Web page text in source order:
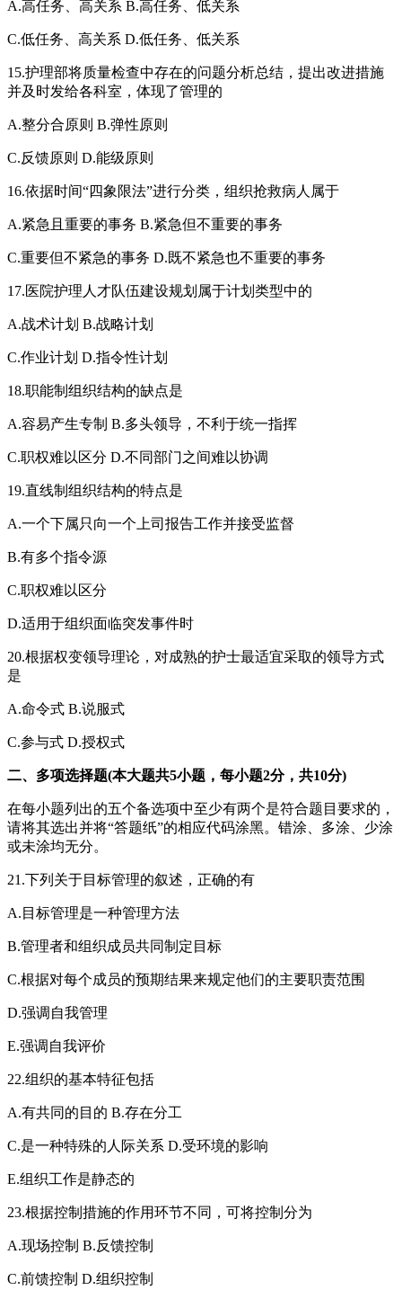
A.高任务、高关系 B.高任务、低关系
C.低任务、高关系 D.低任务、低关系
15.护理部将质量检查中存在的问题分析总结，提出改进措施
并及时发给各科室，体现了管理的
A.整分合原则 B.弹性原则
C.反馈原则 D.能级原则
16.依据时间“四象限法”进行分类，组织抢救病人属于
A.紧急且重要的事务 B.紧急但不重要的事务
C.重要但不紧急的事务 D.既不紧急也不重要的事务
17.医院护理人才队伍建设规划属于计划类型中的
A.战术计划 B.战略计划
C.作业计划 D.指令性计划
18.职能制组织结构的缺点是
A.容易产生专制 B.多头领导，不利于统一指挥
C.职权难以区分 D.不同部门之间难以协调
19.直线制组织结构的特点是
A.一个下属只向一个上司报告工作并接受监督
B.有多个指令源
C.职权难以区分
D.适用于组织面临突发事件时
20.根据权变领导理论，对成熟的护士最适宜采取的领导方式
是
A.命令式 B.说服式
C.参与式 D.授权式
二、多项选择题(本大题共5小题，每小题2分，共10分)
在每小题列出的五个备选项中至少有两个是符合题目要求的，
请将其选出并将“答题纸”的相应代码涂黑。错涂、多涂、少涂
或未涂均无分。
21.下列关于目标管理的叙述，正确的有
A.目标管理是一种管理方法
B.管理者和组织成员共同制定目标
C.根据对每个成员的预期结果来规定他们的主要职责范围
D.强调自我管理
E.强调自我评价
22.组织的基本特征包括
A.有共同的目的 B.存在分工
C.是一种特殊的人际关系 D.受环境的影响
E.组织工作是静态的
23.根据控制措施的作用环节不同，可将控制分为
A.现场控制 B.反馈控制
C.前馈控制 D.组织控制